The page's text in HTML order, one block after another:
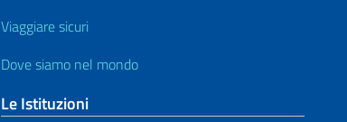
Viaggiare sicuri
Dove siamo nel mondo
Le Istituzioni